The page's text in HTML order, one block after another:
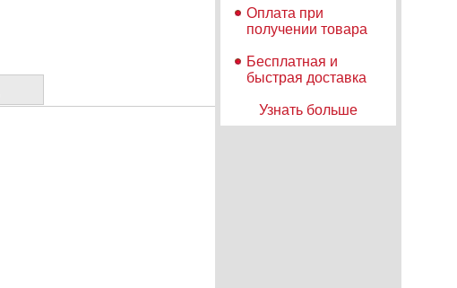
Оплата при
получении товара
Бесплатная и
быстрая доставка
Узнать больше